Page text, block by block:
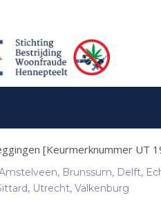
new account.
please let us know, by
[Keurmerknummer UT
, Brunssum, Delft,
, Utrecht, Valkenburg